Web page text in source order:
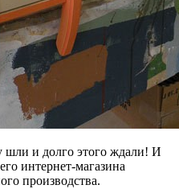
шли и долго этого ждали! И
интернет-магазина
производства.